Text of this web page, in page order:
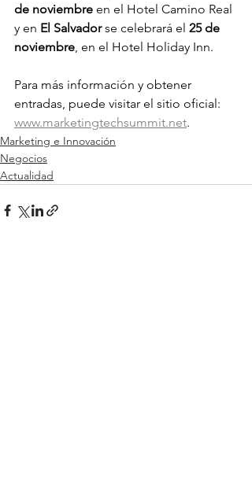
de noviembre en el Hotel Camino Real
y en El Salvador se celebrará el 25 de
noviembre , en el Hotel Holiday Inn.
Para más información y obtener
entradas, puede visitar el sitio oficial:
www.marketingtechsummit.net.
Marketing e Innovación
Negocios
Actualidad